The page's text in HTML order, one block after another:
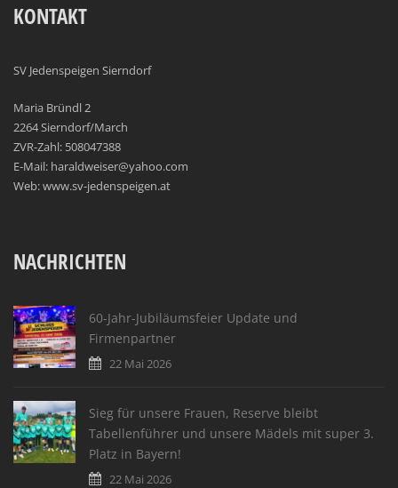
KONTAKT
SV Jedenspeigen Sierndorf
Maria Bründl 2
2264 Sierndorf/March
ZVR-Zahl: 508047388
E-Mail: haraldweiser@yahoo.com
Web: www.sv-jedenspeigen.at
NACHRICHTEN
60-Jahr-Jubiläumsfeier Update und
Firmenpartner
22 Mai 2026
Sieg für unsere Frauen, Reserve bleibt
Tabellenführer und unsere Mädels mit super 3.
Platz in Bayern!
22 Mai 2026